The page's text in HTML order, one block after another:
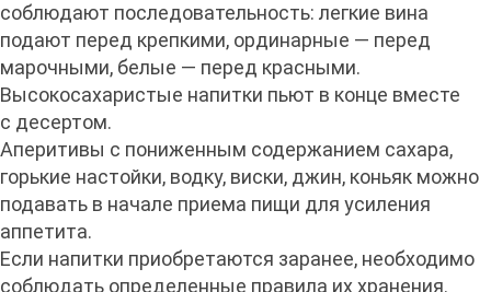
соблюдают последовательность: легкие вина
подают перед крепкими, ординарные — перед
марочными, белые — перед красными.
Высокосахаристые напитки пьют в конце вместе
с десертом.
Аперитивы с пониженным содержанием сахара,
горькие настойки, водку, виски, джин, коньяк можно
подавать в начале приема пищи для усиления
аппетита.
Если напитки приобретаются заранее, необходимо
соблюдать определенные правила их хранения.